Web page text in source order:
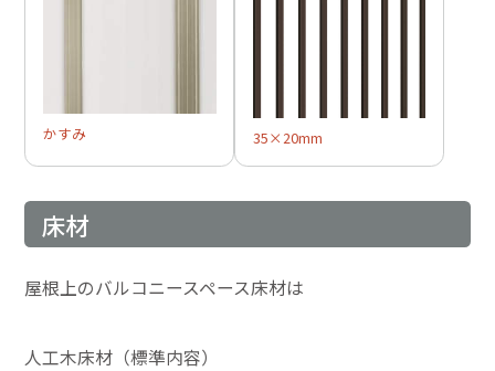
かすみ 35×20mm
床材
屋根上のバルコニースペース床材は
人工木床材（標準内容）